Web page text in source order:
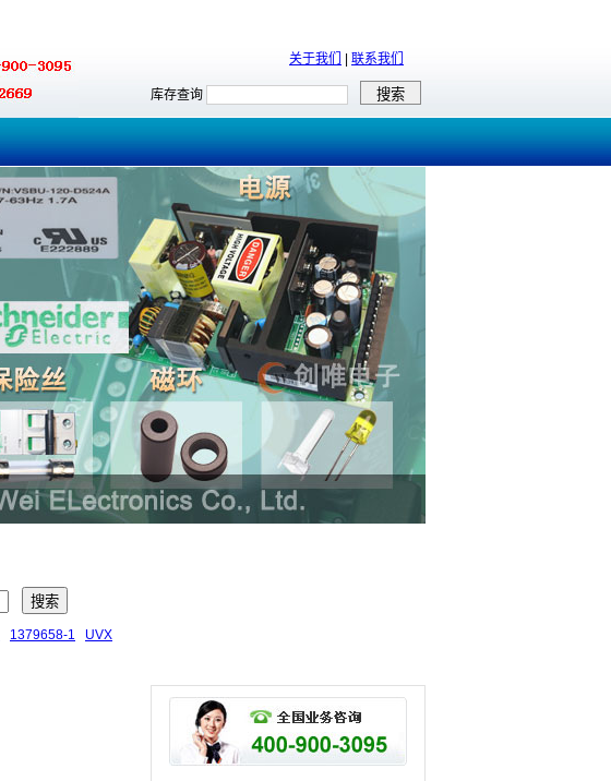
关于我们 联系我们
库存查询
1379658-1 UVX